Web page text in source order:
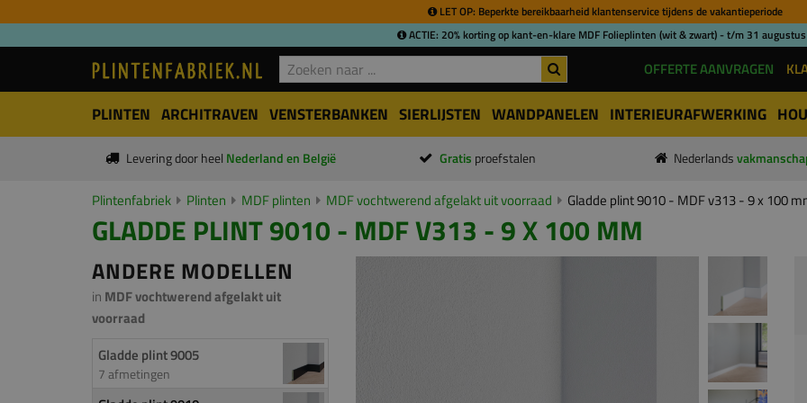
LET OP: Beperkte bereikbaarheid klantenservice tijdens de vakantieperiode
ACTIE: 20% korting op kant-en-klare MDF Folieplinten (wit & zwart) - t/m 31
OFFERTE AANVRAGEN
PLINTEN ARCHITRAVEN VENSTERBANKEN SIERLIJSTEN WANDPANELEN INTERIEURAFWERKING
Levering door heel Nederland en België Gratis proefstalen Nederlands
Plintenfabriek Plinten MDF plinten MDF vochtwerend afgelakt uit voorraad Gladde plint 9010 - MDF v313 - 9 x 100
GLADDE PLINT 9010 - MDF V313 - 9 X 100 MM
ANDERE MODELLEN
in MDF vochtwerend afgelakt uit
voorraad
Gladde plint 9005
7 afmetingen